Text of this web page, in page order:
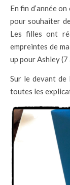
En fin d’année
pour souhaiter
Les filles ont
empreintes de
up pour Ashley (7
Sur le devant
toutes les